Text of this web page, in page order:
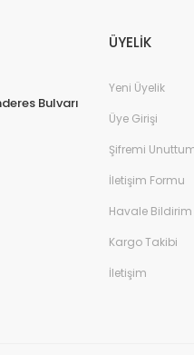
Bulvarı
ÜYELİK
Yeni Üyelik
Üye Girişi
Şifremi
İletişim Formu
Havale Bildirim
Kargo Takibi
İletişim